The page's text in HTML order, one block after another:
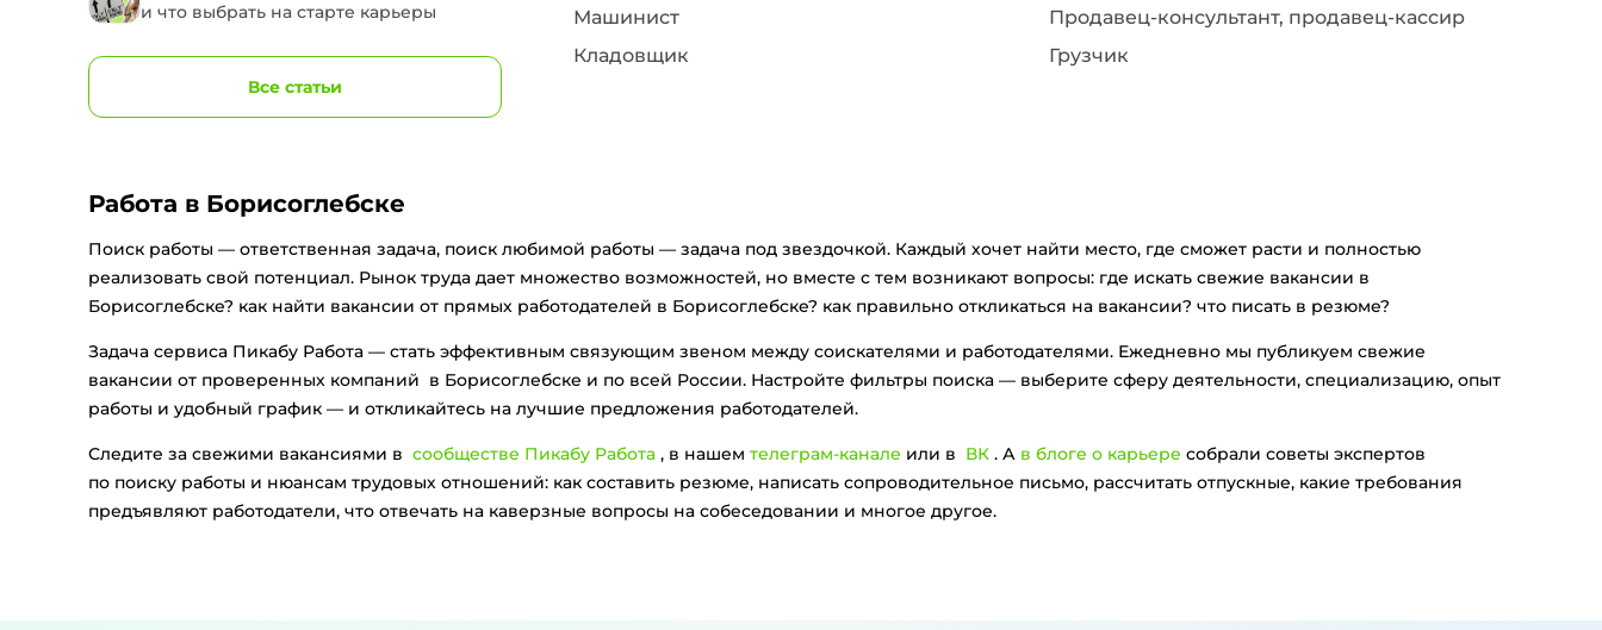
и что выбрать на старте карьеры
Все статьи
Машинист
Продавец-консультант, продавец-кассир
Кладовщик
Грузчик
Работа в Борисоглебске
Поиск работы — ответственная задача, поиск любимой работы — задача под звездочкой. Каждый хочет найти место, где сможет расти и полностью
реализовать свой потенциал. Рынок труда дает множество возможностей, но вместе с тем возникают вопросы: где искать свежие вакансии в
Борисоглебске? как найти вакансии от прямых работодателей в Борисоглебске? как правильно откликаться на вакансии? что писать в резюме?
Задача сервиса Пикабу Работа — стать эффективным связующим звеном между соискателями и работодателями. Ежедневно мы публикуем свежие
вакансии от проверенных компаний в Борисоглебске и по всей России. Настройте фильтры поиска — выберите сферу деятельности, специализацию, опыт
работы и удобный график — и откликайтесь на лучшие предложения работодателей.
Следите за свежими вакансиями в сообществе Пикабу Работа , в нашем телеграм-канале или в ВК . А в блоге о карьере собрали советы экспертов
по поиску работы и нюансам трудовых отношений: как составить резюме, написать сопроводительное письмо, рассчитать отпускные, какие требования
предъявляют работодатели, что отвечать на каверзные вопросы на собеседовании и многое другое.